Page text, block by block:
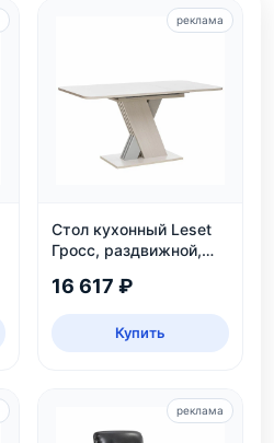
Стол кухонный Leset
Гросс, раздвижной,
16 617 ₽
Купить
реклама
реклама